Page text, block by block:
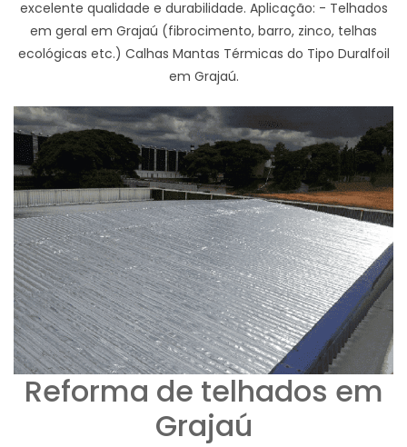
excelente qualidade e durabilidade. Aplicação: - Telhados
em geral em Grajaú (fibrocimento, barro, zinco, telhas
ecológicas etc.) Calhas Mantas Térmicas do Tipo Duralfoil
em Grajaú.
Reforma de telhados em
Grajaú